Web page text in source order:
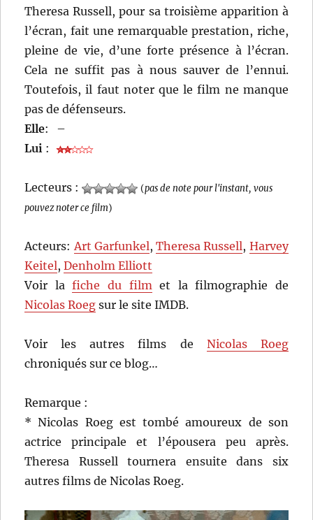
Theresa Russell, pour sa troisième apparition à
l’écran, fait une remarquable prestation, riche,
pleine de vie, d’une forte présence à l’écran.
Cela ne suffit pas à nous sauver de l’ennui.
Toutefois, il faut noter que le film ne manque
pas de défenseurs.
Elle:
–
Lui :
Lecteurs : (pas de note pour l'instant, vous
pouvez noter ce film)
Acteurs:Art Garfunkel,Theresa Russell, Harvey
Keitel,Denholm Elliott
Voir lafiche du filmet la filmographie de
Nicolas Roeg sur le site IMDB.
Voir les autres films de Nicolas Roeg
chroniqués sur ce blog…
Remarque :
* Nicolas Roeg est tombé amoureux de son
actrice principale et l’épousera peu après.
Theresa Russell tournera ensuite dans six
autres films de Nicolas Roeg.